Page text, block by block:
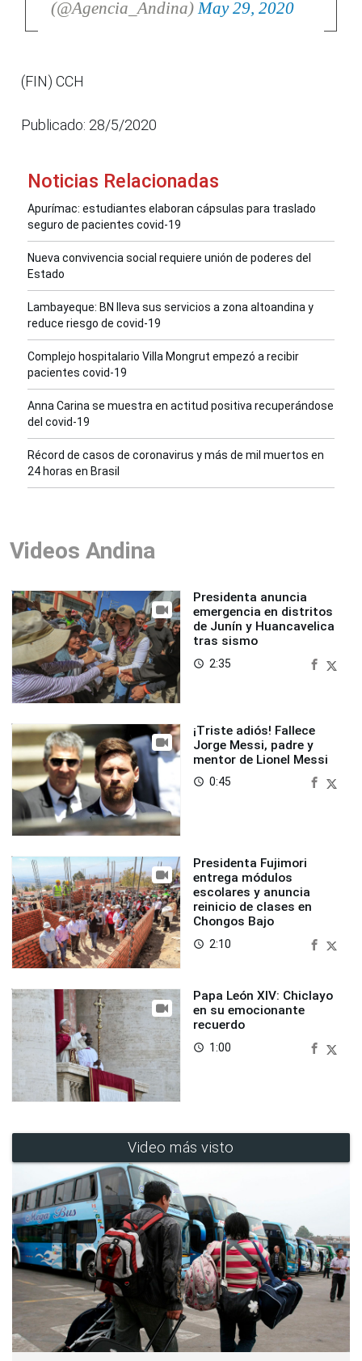
(@Agencia_Andina) May 29, 2020
(FIN) CCH
Publicado: 28/5/2020
Noticias Relacionadas
Apurímac: estudiantes elaboran cápsulas para traslado
seguro de pacientes covid-19
Nueva convivencia social requiere unión de poderes del
Estado
Lambayeque: BN lleva sus servicios a zona altoandina y
reduce riesgo de covid-19
Complejo hospitalario Villa Mongrut empezó a recibir
pacientes covid-19
Anna Carina se muestra en actitud positiva recuperándose
del covid-19
Récord de casos de coronavirus y más de mil muertos en
24 horas en Brasil
Videos Andina
Presidenta anuncia
emergencia en distritos
de Junín y Huancavelica
tras sismo
access_time 2:35
¡Triste adiós! Fallece
Jorge Messi, padre y
mentor de Lionel Messi
access_time 0:45
Presidenta Fujimori
entrega módulos
escolares y anuncia
reinicio de clases en
Chongos Bajo
access_time 2:10
Papa León XIV: Chiclayo
en su emocionante
recuerdo
access_time 1:00
Video más visto